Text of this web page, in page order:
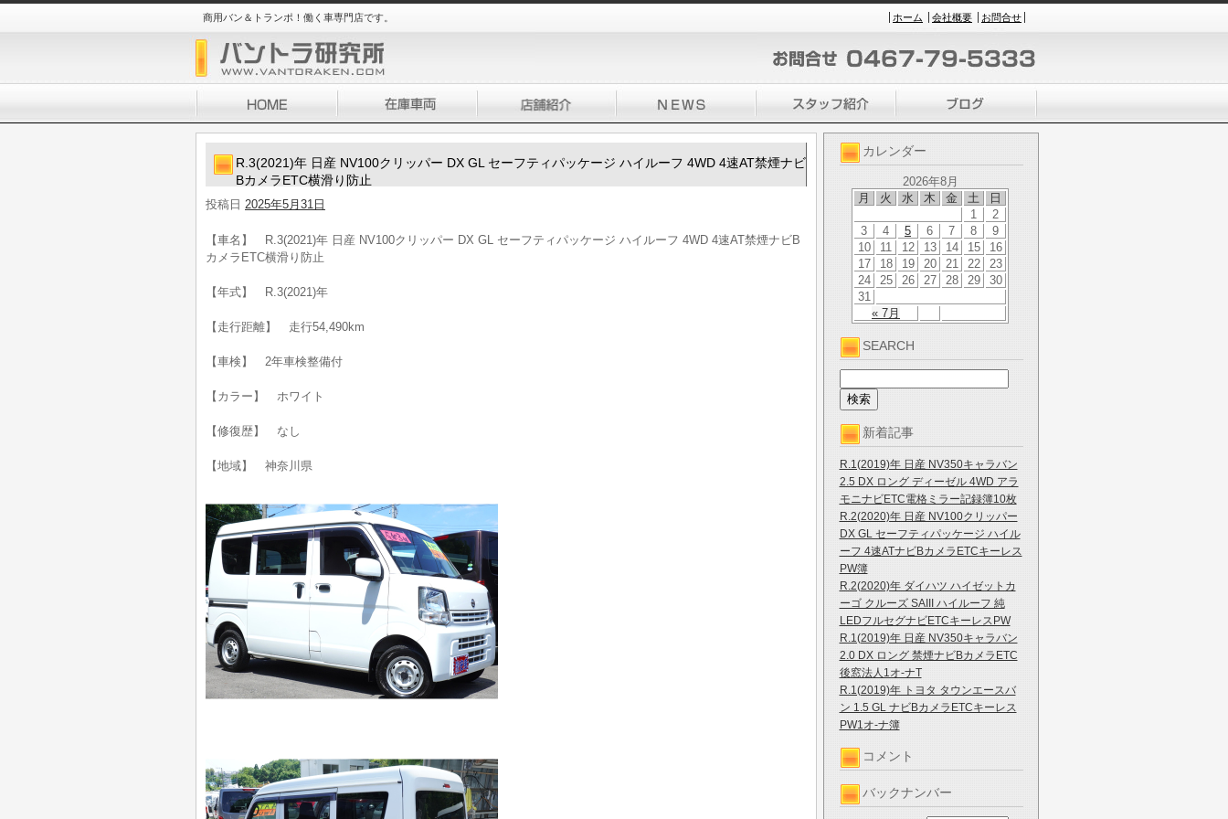
商用バン＆トランポ！働く車専門店です。 ホーム 会社概要 お問合せ
カレンダー
2026年8月
月
火 水 木 金 土 日
« 7月
1
2
3
4 5 6 7 8
9
10
11 12 13 14 15
16
17
18 19 20 21 22
23
24
25 26 27 28 29
30
31
SEARCH
新着記事
R.1(2019)年 日産 NV350キャラバン
2.5 DX ロング ディーゼル 4WD アラ
モニナビETC電格ミラー記録簿10枚
R.2(2020)年 日産 NV100クリッパー
DX GL セーフティパッケージ ハイル
ーフ 4速ATナビBカメラETCキーレス
PW簿
R.2(2020)年 ダイハツ ハイゼットカ
ーゴ クルーズ SAIII ハイルーフ 純
LEDフルセグナビETCキーレスPW
R.1(2019)年 日産 NV350キャラバン
2.0 DX ロング 禁煙ナビBカメラETC
後窓法人1オ-ナT
R.1(2019)年 トヨタ タウンエースバ
ン 1.5 GL ナビBカメラETCキーレス
PW1オ-ナ簿
コメント
バックナンバー
R.3(2021)年 日産 NV100クリッパー DX GL セーフティパッケージ ハイルーフ 4WD 4速AT禁煙ナビ
BカメラETC横滑り防止
投稿日 2025年5月31日
【車名】 R.3(2021)年 日産 NV100クリッパー DX GL セーフティパッケージ ハイルーフ 4WD 4速AT禁煙ナビB
カメラETC横滑り防止
【年式】 R.3(2021)年
【走行距離】 走行54,490km
【車検】 2年車検整備付
【カラー】 ホワイト
【修復歴】 なし
【地域】 神奈川県